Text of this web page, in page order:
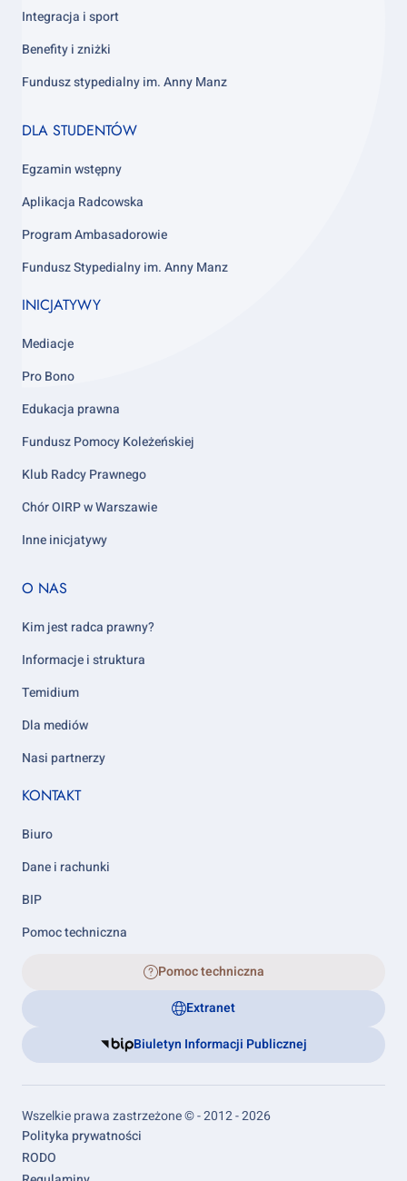
Integracja i sport
Benefity i zniżki
Fundusz stypedialny im. Anny Manz
Footer
4
DLA STUDENTÓW
Egzamin wstępny
Aplikacja Radcowska
Program Ambasadorowie
Fundusz Stypedialny im. Anny Manz
INICJATYWY
Mediacje
Pro Bono
Edukacja prawna
Fundusz Pomocy Koleżeńskiej
Klub Radcy Prawnego
Chór OIRP w Warszawie
Inne inicjatywy
Footer
5
O NAS
Kim jest radca prawny?
Informacje i struktura
Temidium
Dla mediów
Nasi partnerzy
KONTAKT
Biuro
Dane i rachunki
BIP
Pomoc techniczna
Pomoc techniczna
Extranet
Biuletyn Informacji Publicznej
Wszelkie prawa zastrzeżone © - 2012 - 2026
Footer
links
Polityka prywatności
RODO